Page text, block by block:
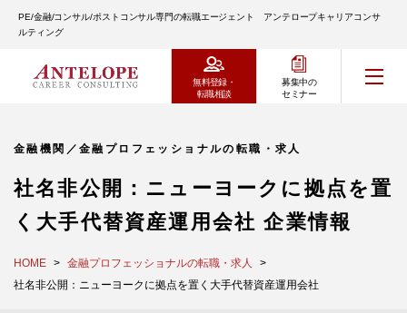
PE/金融/コンサル/ポストコンサル専門の転職エージェント アンテロープキャリアコンサ
ルティング
無料登録・
転職相談
募集中の
セミナー
金融機関／金融プロフェッショナルの転職・求人
社名非公開：ニューヨークに拠点を置
く大手代替資産運用会社 企業情報
HOME
金融プロフェッショナルの転職・求人
社名非公開：ニューヨークに拠点を置く大手代替資産運用会社